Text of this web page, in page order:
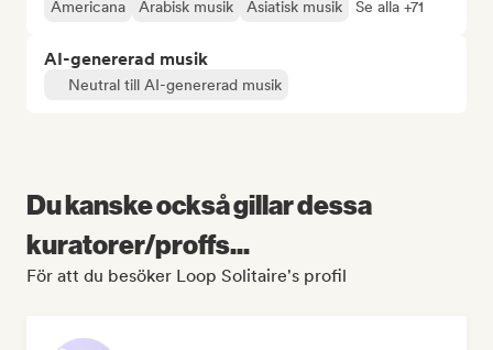
Americana Arabisk musik Asiatisk musik Se alla +71
AI-genererad musik
Neutral till AI-genererad musik
Du kanske också gillar dessa
kuratorer/proffs...
För att du besöker Loop Solitaire's profil